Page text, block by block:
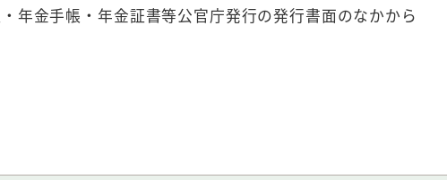
帳・年金証書等公官庁発行の発行書面のなかから